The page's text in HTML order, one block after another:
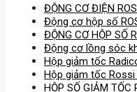
ĐỘNG CƠ ĐIỆN
Động cơ hộp số
ĐỘNG CƠ HỘP SỐ
Động cơ lồng sóc
Hộp giảm tốc
Hộp giảm tốc
HỘP SỐ GIẢM TỐC